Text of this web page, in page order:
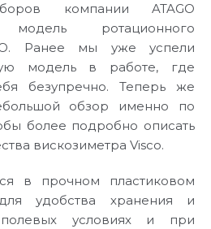
компании ATAGO
ротационного
Ранее мы уже успели
модель в работе, где
безупречно. Теперь же
обзор именно по
более подробно описать
вискозиметра Visco.
в прочном пластиковом
удобства хранения и
условиях и при